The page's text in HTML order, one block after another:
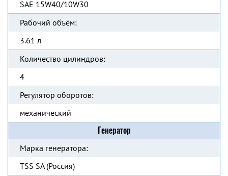
SAE 15W40/10W30
Рабочий объём:
3.61 л
Количество цилиндров:
4
Регулятор оборотов:
механический
Генератор
Марка генератора:
TSS SA (Россия)